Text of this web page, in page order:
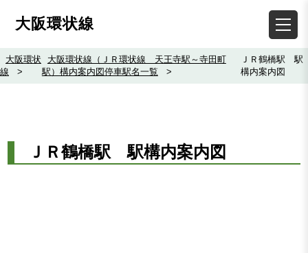
大阪環状線
大阪環状
線
>
大阪環状線（ＪＲ環状線 天王寺駅～寺田町
駅）構内案内図停車駅名一覧
>
ＪＲ鶴橋駅 駅
構内案内図
ＪＲ鶴橋駅 駅構内案内図